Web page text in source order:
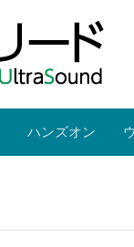
ハンズオン